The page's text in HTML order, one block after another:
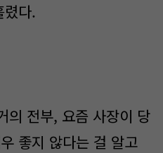
렸다.
의 전부, 요즘 사장이 당
좋지 않다는 걸 알고